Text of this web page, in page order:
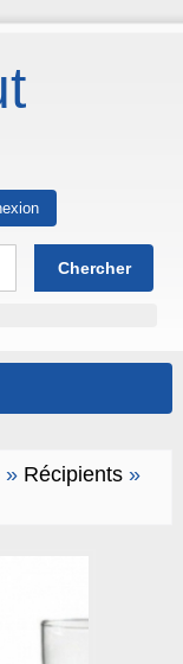
» Récipients»